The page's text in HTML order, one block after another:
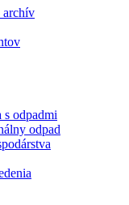
archív
s odpadmi
odpad